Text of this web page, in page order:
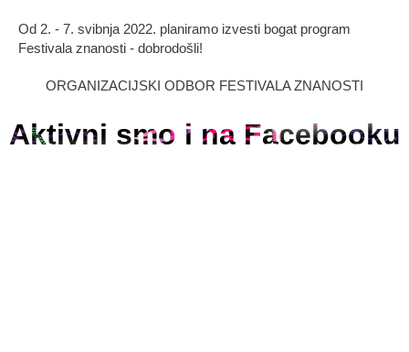
Od 2. - 7. svibnja 2022. planiramo izvesti bogat program
Festivala znanosti - dobrodošli!
ORGANIZACIJSKI ODBOR FESTIVALA ZNANOSTI
Aktivni smo i na Facebooku